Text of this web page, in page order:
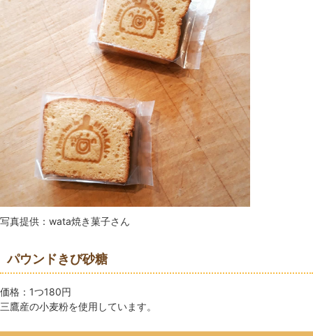
写真提供：wata焼き菓子さん
パウンドきび砂糖
価格：1つ180円
三鷹産の小麦粉を使用しています。